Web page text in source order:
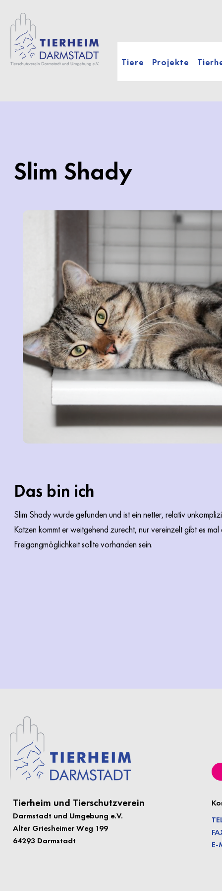
Tiere Projekte
Slim Shady
Das bin ich
Slim Shady wurde gefunden und ist ein netter, relativ
Katzen kommt er weitgehend zurecht, nur vereinzelt gibt es
Freigangmöglichkeit sollte vorhanden sein.
Tierheim und Tierschutzverein
Darmstadt und Umgebung e.V.
Alter Griesheimer Weg 199
64293 Darmstadt
E-